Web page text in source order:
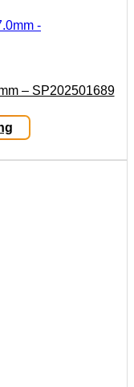
– SP202501689